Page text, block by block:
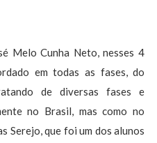
Melo Cunha Neto, nesses 4
em todas as fases, do
de diversas fases e
no Brasil, mas como no
Serejo, que foi um dos alunos